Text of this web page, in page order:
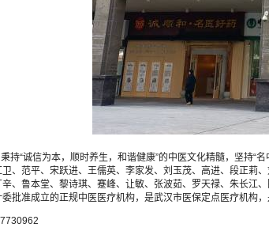
诚信为本，顺时养生，和谐健康”的中医文化精髓，坚持“
、范平、宋跃进、王儒英、李家发、刘玉茂、高进、段正
、鲁本堂、黎诗琪、蹇峰、让敏、张波茹、罗天禄、朱长
批准成立的正规中医医疗机构，是武汉市医保定点医疗机构